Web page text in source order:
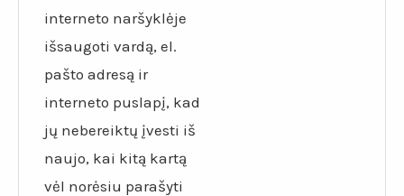
interneto naršyklėje
išsaugoti vardą, el.
pašto adresą ir
interneto puslapį, kad
jų nebereiktų įvesti iš
naujo, kai kitą kartą
vėl norėsiu parašyti